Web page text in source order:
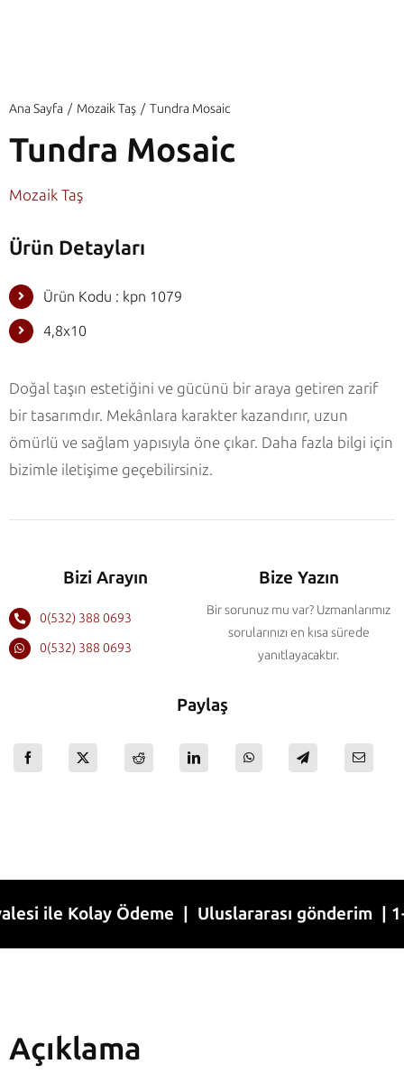
Ana Sayfa Mozaik Taş Tundra Mosaic
Tundra Mosaic
Mozaik Taş
Ürün Detayları
Ürün Kodu : kpn 1079
4,8x10
Doğal taşın estetiğini ve gücünü bir araya getiren zarif
bir tasarımdır. Mekânlara karakter kazandırır, uzun
ömürlü ve sağlam yapısıyla öne çıkar. Daha fazla bilgi için
bizimle iletişime geçebilirsiniz.
Bizi Arayın
0(532) 388 0693
0(532) 388 0693
Bize Yazın
Bir sorunuz mu var? Uzmanlarımız
sorularınızı en kısa sürede
yanıtlayacaktır.
Paylaş
Ödeme | Uluslararası gönderim | 1-7
Açıklama